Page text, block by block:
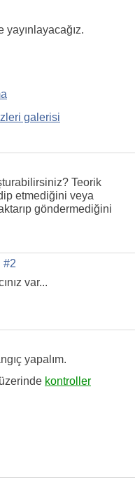
galerisi
Teorik
etmediğini veya
göndermediğini
#2
var...
yapalım.
kontroller